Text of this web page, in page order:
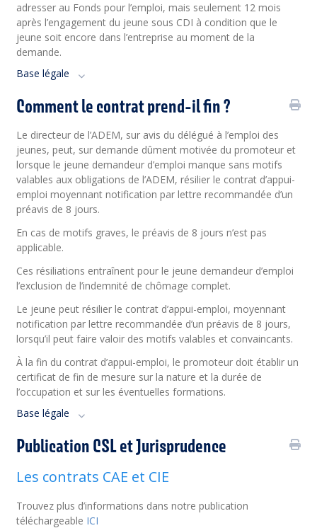
adresser au Fonds pour l’emploi, mais seulement 12 mois
après l’engagement du jeune sous CDI à condition que le
jeune soit encore dans l’entreprise au moment de la
demande.
Base légale
Comment le contrat prend-il fin ?
Le directeur de l’ADEM, sur avis du délégué à l’emploi des
jeunes, peut, sur demande dûment motivée du promoteur et
lorsque le jeune demandeur d’emploi manque sans motifs
valables aux obligations de l’ADEM, résilier le contrat d’appui-
emploi moyennant notification par lettre recommandée d’un
préavis de 8 jours.
En cas de motifs graves, le préavis de 8 jours n’est pas
applicable.
Ces résiliations entraînent pour le jeune demandeur d’emploi
l’exclusion de l’indemnité de chômage complet.
Le jeune peut résilier le contrat d’appui-emploi, moyennant
notification par lettre recommandée d’un préavis de 8 jours,
lorsqu’il peut faire valoir des motifs valables et convaincants.
À la fin du contrat d’appui-emploi, le promoteur doit établir un
certificat de fin de mesure sur la nature et la durée de
l’occupation et sur les éventuelles formations.
Base légale
Publication CSL et Jurisprudence
Les contrats CAE et CIE
Trouvez plus d’informations dans notre publication
téléchargeable ICI